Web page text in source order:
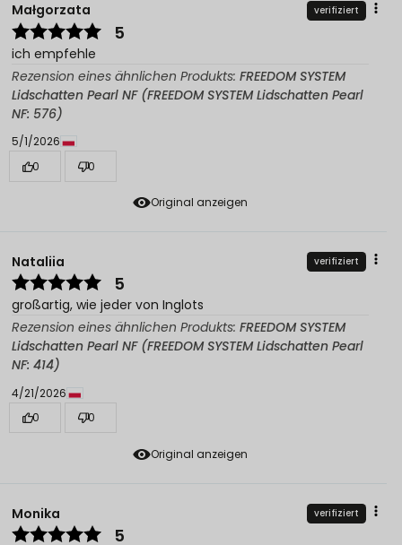
Original anzeigen
Małgorzata verifiziert
5
ich empfehle
Rezension eines ähnlichen Produkts: FREEDOM SYSTEM
Lidschatten Pearl NF (FREEDOM SYSTEM Lidschatten Pearl
NF: 576)
5/1/2026
0
0
Original anzeigen
Nataliia verifiziert
5
großartig, wie jeder von Inglots
Rezension eines ähnlichen Produkts: FREEDOM SYSTEM
Lidschatten Pearl NF (FREEDOM SYSTEM Lidschatten Pearl
NF: 414)
4/21/2026
0
0
Monika verifiziert
5